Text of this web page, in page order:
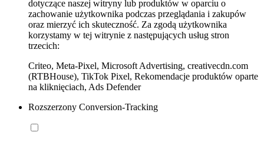
dotyczące naszej witryny lub produktów w oparciu o
zachowanie użytkownika podczas przeglądania i zakupów
oraz mierzyć ich skuteczność. Za zgodą użytkownika
korzystamy w tej witrynie z następujących usług stron
trzecich:
Criteo, Meta-Pixel, Microsoft Advertising, creativecdn.com
(RTBHouse), TikTok Pixel, Rekomendacje produktów oparte
na kliknięciach, Ads Defender
Rozszerzony Conversion-Tracking